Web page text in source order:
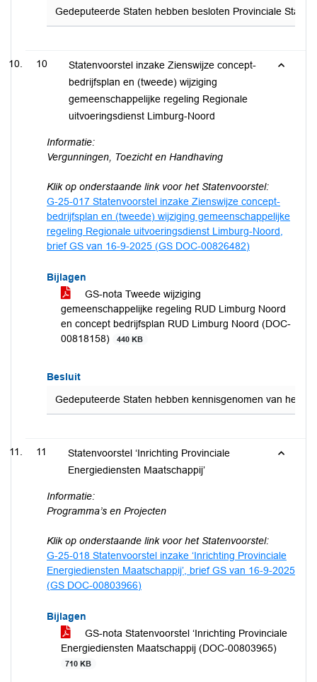
Gedeputeerde Staten hebben besloten Provinciale
10
Statenvoorstel inzake Zienswijze concept-
bedrijfsplan en (tweede) wijziging
gemeenschappelijke regeling Regionale
uitvoeringsdienst Limburg-Noord
Informatie:
Vergunningen, Toezicht en Handhaving
Klik op onderstaande link voor het Statenvoorstel:
G-25-017 Statenvoorstel inzake Zienswijze concept-
bedrijfsplan en (tweede) wijziging gemeenschappelijke
regeling Regionale uitvoeringsdienst Limburg-Noord,
brief GS van 16-9-2025 (GS DOC-00826482)
Bijlagen
GS-nota Tweede wijziging
gemeenschappelijke regeling RUD Limburg Noord
en concept bedrijfsplan RUD Limburg Noord (DOC-
00818158)
440 KB
Besluit
Gedeputeerde Staten hebben kennisgenomen van het
11
Statenvoorstel ‘Inrichting Provinciale
Energiediensten Maatschappij’
Informatie:
Programma’s en Projecten
Klik op onderstaande link voor het Statenvoorstel:
G-25-018 Statenvoorstel inzake ‘Inrichting Provinciale
Energiediensten Maatschappij’, brief GS van 16-9-2025
(GS DOC-00803966)
Bijlagen
GS-nota Statenvoorstel ‘Inrichting Provinciale
Energiediensten Maatschappij (DOC-00803965)
710 KB